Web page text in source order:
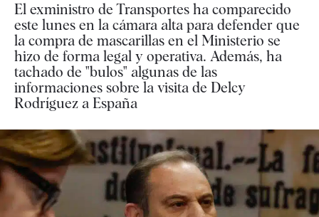
El exministro de Transportes ha comparecido
este lunes en la cámara alta para defender que
la compra de mascarillas en el Ministerio se
hizo de forma legal y operativa. Además, ha
tachado de "bulos" algunas de las
informaciones sobre la visita de Delcy
Rodríguez a España